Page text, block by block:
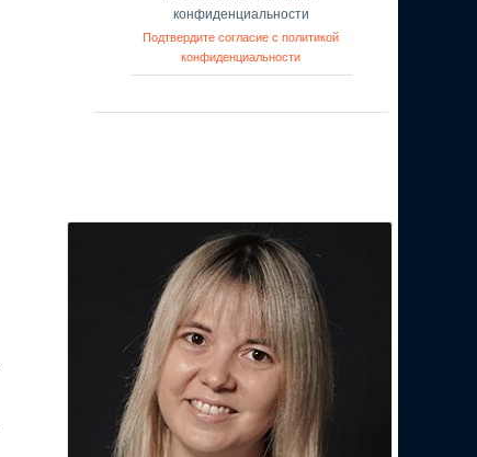
конфиденциальности
Подтвердите согласие с политикой
конфиденциальности